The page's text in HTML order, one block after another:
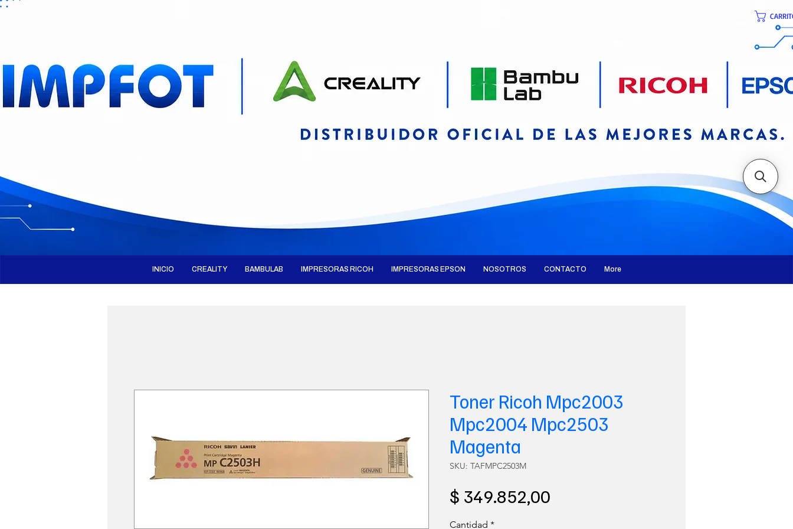
INICIO CREALITY BAMBULAB IMPRESORAS RICOH IMPRESORAS EPSON NOSOTROS CONTACTO More
Toner Ricoh Mpc2003
Mpc2004 Mpc2503
Magenta
SKU: TAFMPC2503M
$ 349.852,00
Cantidad *